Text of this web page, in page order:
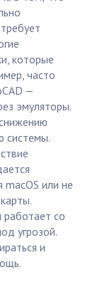
которые
часто
—
эмуляторы.
системы.
macOS или не
работает со
угрозой.
и